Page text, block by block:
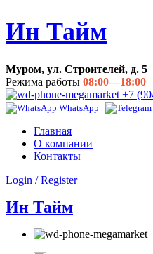
Ин Тайм
Муром, ул. Строителей, д. 5
Режима работы 08:00—18:00
+7
WhatsApp
Главная
О компании
Контакты
Login / Register
Ин Тайм